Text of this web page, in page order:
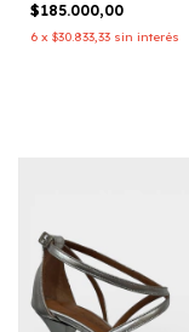
$185.000,00
6 x $30.833,33 sin interés